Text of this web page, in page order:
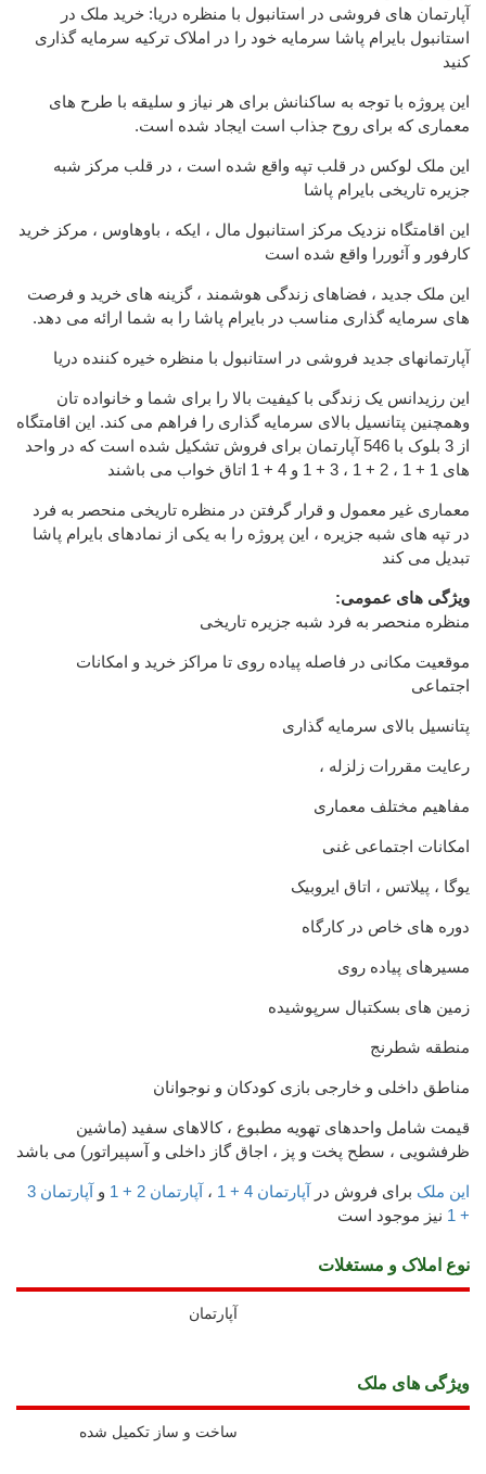
آپارتمان های فروشی در استانبول با منظره دریا: خرید ملک در
استانبول بایرام پاشا سرمایه خود را در املاک ترکیه سرمایه گذاری
کنید
این پروژه با توجه به ساکنانش برای هر نیاز و سلیقه با طرح های
معماری که برای روح جذاب است ایجاد شده است.
این ملک لوکس در قلب تپه واقع شده است ، در قلب مرکز شبه
جزیره تاریخی بایرام پاشا
این اقامتگاه نزدیک مرکز استانبول مال ، ایکه ، باوهاوس ، مرکز خرید
کارفور و آئوررا واقع شده است
این ملک جدید ، فضاهای زندگی هوشمند ، گزینه های خرید و فرصت
های سرمایه گذاری مناسب در بایرام پاشا را به شما ارائه می دهد.
آپارتمانهای جدید فروشی در استانبول با منظره خیره کننده دریا
این رزیدانس یک زندگی با کیفیت بالا را برای شما و خانواده تان
وهمچنین پتانسیل بالای سرمایه گذاری را فراهم می کند. این اقامتگاه
از 3 بلوک با 546 آپارتمان برای فروش تشکیل شده است که در واحد
های 1 + 1 ، 2 + 1 ، 3 + 1 و 4 + 1 اتاق خواب می باشند
معماری غیر معمول و قرار گرفتن در منظره تاریخی منحصر به فرد
در تپه های شبه جزیره ، این پروژه را به یکی از نمادهای بایرام پاشا
تبدیل می کند
ویژگی های عمومی:
منظره منحصر به فرد شبه جزیره تاریخی
موقعیت مکانی در فاصله پیاده روی تا مراکز خرید و امکانات
اجتماعی
پتانسیل بالای سرمایه گذاری
رعایت مقررات زلزله ،
مفاهیم مختلف معماری
امکانات اجتماعی غنی
یوگا ، پیلاتس ، اتاق ایروبیک
دوره های خاص در کارگاه
مسیرهای پیاده روی
زمین های بسکتبال سرپوشیده
منطقه شطرنج
مناطق داخلی و خارجی بازی کودکان و نوجوانان
قیمت شامل واحدهای تهویه مطبوع ، کالاهای سفید (ماشین
ظرفشویی ، سطح پخت و پز ، اجاق گاز داخلی و آسپیراتور) می باشد
این ملک برای فروش در آپارتمان 4 + 1 ، آپارتمان 2 + 1 و
آپارتمان 3
+ 1
نیز موجود است
نوع املاک و مستغلات
آپارتمان
ويژگی های ملک
ساخت و ساز تکمیل شده